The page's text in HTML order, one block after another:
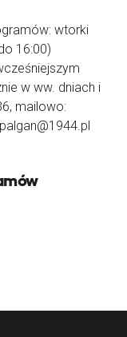
wtorki
16:00)
w ww. dniach i
mailowo: